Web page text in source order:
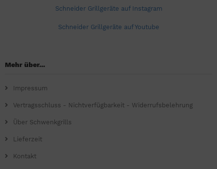
Schneider Grillgeräte auf Instagram
Schneider Grillgeräte auf Youtube
Mehr über...
Impressum
Vertragsschluss - Nichtverfügbarkeit - Widerrufsbelehrung
Über Schwenkgrills
Lieferzeit
Kontakt